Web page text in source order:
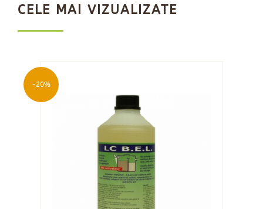
CELE MAI VIZUALIZATE
-20%